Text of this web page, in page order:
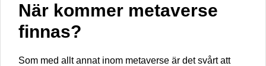
När kommer metaverse
finnas?
Som med allt annat inom metaverse är det svårt att